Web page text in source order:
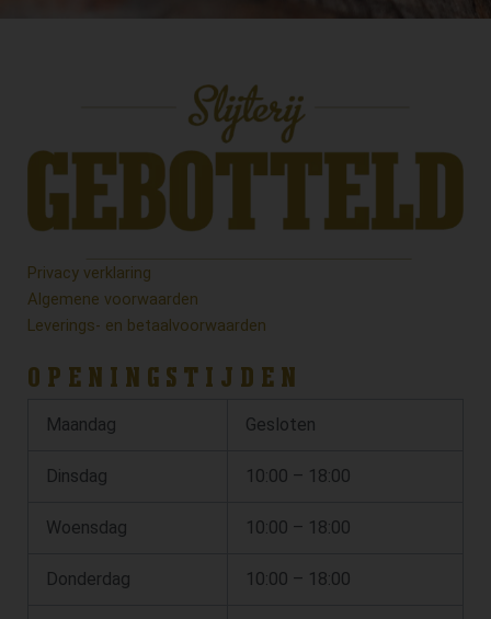
Privacy verklaring
Algemene voorwaarden
Leverings- en betaalvoorwaarden
OPENINGSTIJDEN
Maandag Gesloten
Dinsdag 10:00 – 18:00
Woensdag 10:00 – 18:00
Donderdag 10:00 – 18:00